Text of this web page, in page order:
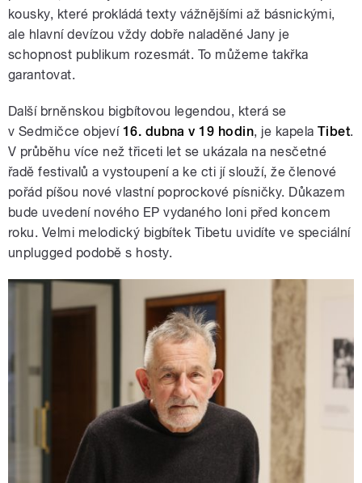
kousky, které prokládá texty vážnějšími až básnickými,
ale hlavní devízou vždy dobře naladěné Jany je
schopnost publikum rozesmát. To můžeme takřka
garantovat.
Další brněnskou bigbítovou legendou, která se
v Sedmičce objeví 16. dubna v 19 hodin, je kapelaTibet.
V průběhu více než třiceti let se ukázala na nesčetné
řadě festivalů a vystoupení a ke cti jí slouží, že členové
pořád píšou nové vlastní poprockové písničky. Důkazem
bude uvedení nového EP vydaného loni před koncem
roku. Velmi melodický bigbítek Tibetu uvidíte ve speciální
unplugged podobě s hosty.